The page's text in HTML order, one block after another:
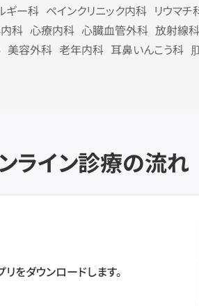
ギー科 ペインクリニック内科 リウマチ
科 心療内科 心臓血管外科 放射線科
美容外科 老年内科 耳鼻いんこう科
ライン診療の流れ
をダウンロードします。